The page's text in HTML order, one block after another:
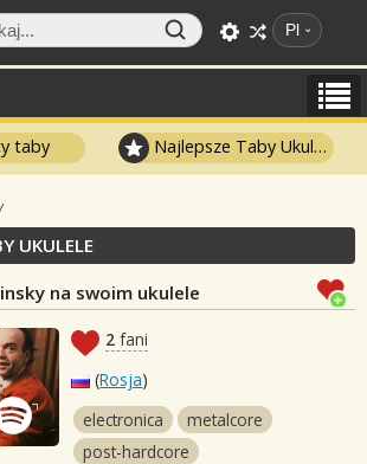
Pl
taby Najlepsze Taby Ukulele
UKULELE
na swoim ukulele
2 fani
(Rosja)
electronica
metalcore
post-hardcore